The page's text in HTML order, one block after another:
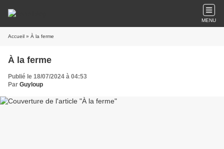
MENU
Accueil » À la ferme
À la ferme
Publié le 18/07/2024 à 04:53
Par Guyloup